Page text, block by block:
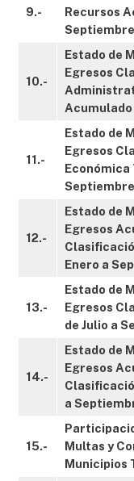
9.-
Recursos
10.-
Estado de
Egresos
Acumulado
11.-
Estado de
Egresos
Económica
12.-
Estado de
Egresos
Enero a
13.-
Estado de
Egresos
de Julio a
14.-
Estado de
Egresos
a
15.-
Multas y
Municipios